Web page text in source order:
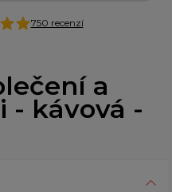
750 recenzí
a
- kávová -